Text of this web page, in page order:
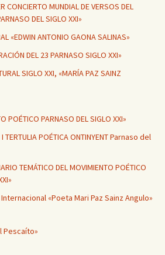
CONCIERTO MUNDIAL DE VERSOS DEL
DEL SIGLO XXI»
«EDWIN ANTONIO GAONA SALINAS»
DEL 23 PARNASO SIGLO XXI»
SIGLO XXI, «MARÍA PAZ SAINZ
POÉTICO PARNASO DEL SIGLO XXI»
TERTULIA POÉTICA ONTINYENT Parnaso del
TEMÁTICO DEL MOVIMIENTO POÉTICO
«Poeta Mari Paz Sainz Angulo»
Pescaíto»